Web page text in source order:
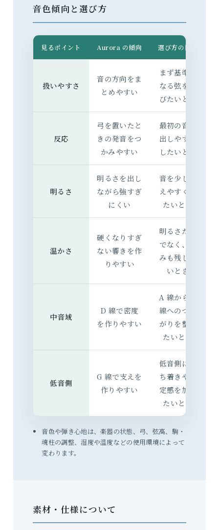
音色傾向と選び方
見るポイント Aurora の傾向 選び方の目安
扱いやすさ
音の方向をま
とめやすい
まず基準に
なる弦を選
びたいとき
反応
弓を置いたと
きの発音をつ
かみやすい
最初の音を
出しやすく
したいとき
明るさ
明るさを出し
ながら強すぎ
にくい
音を少し見
えやすくし
たいとき
温かさ
硬くなりすぎ
ない響きを作
りやすい
明るさだけ
でなく、丸
みも残した
いとき
中音域
D 線で密度
を作りやすい
A 線から G
線へのつな
がりを整え
たいとき
低音側
G 線で支えを
作りやすい
低音側に落
ち着きや安
定感を加え
たいとき
音色や弾き心地は、楽器の状態、弓、弦高、駒・
魂柱の調整、湿度や温度などの使用環境によって
変わります。
素材・仕様について